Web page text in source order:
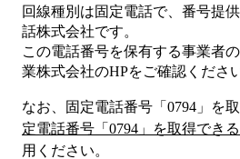
回線種別は固定電話で、番号提
話株式会社です。
この電話番号を保有する事業者
業株式会社のHPをご確認くださ
なお、固定電話番号「 0794 」を
定電話番号「 0794 」を取得でき
用ください。